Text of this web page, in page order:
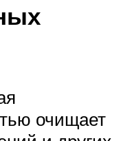
очищает